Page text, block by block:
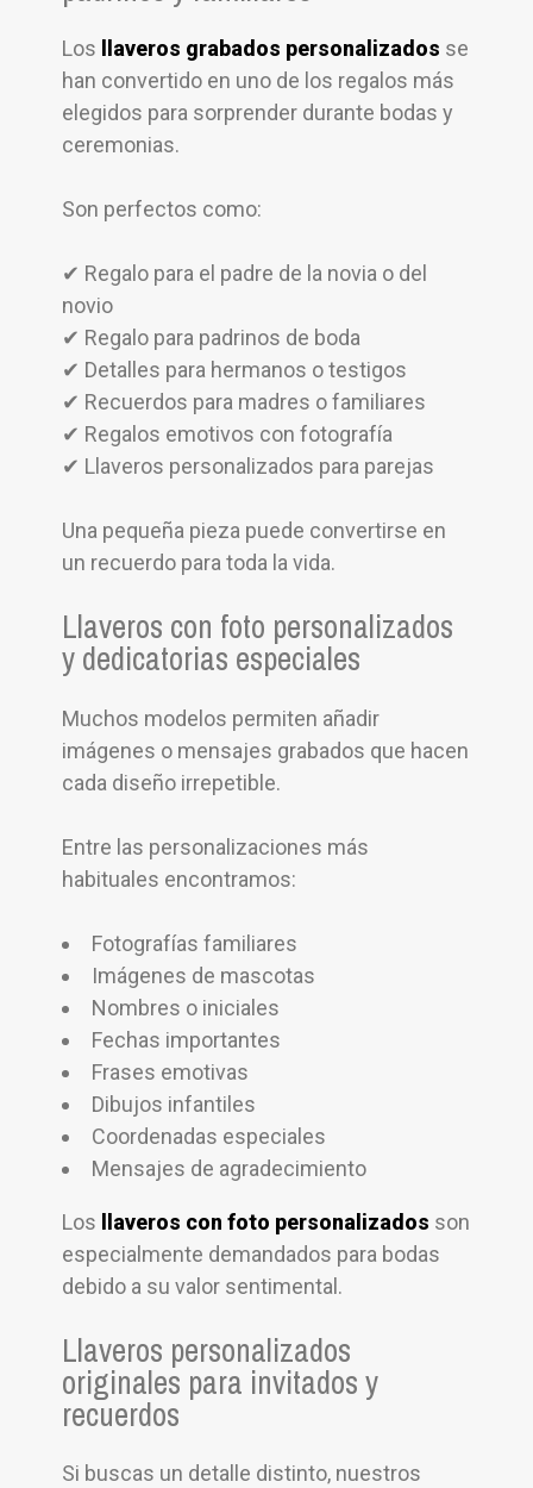
Los llaveros grabados personalizados se
han convertido en uno de los regalos más
elegidos para sorprender durante bodas y
ceremonias.
Son perfectos como:
✔ Regalo para el padre de la novia o del
novio
✔ Regalo para padrinos de boda
✔ Detalles para hermanos o testigos
✔ Recuerdos para madres o familiares
✔ Regalos emotivos con fotografía
✔ Llaveros personalizados para parejas
Una pequeña pieza puede convertirse en
un recuerdo para toda la vida.
Llaveros con foto personalizados
y dedicatorias especiales
Muchos modelos permiten añadir
imágenes o mensajes grabados que hacen
cada diseño irrepetible.
Entre las personalizaciones más
habituales encontramos:
Fotografías familiares
Imágenes de mascotas
Nombres o iniciales
Fechas importantes
Frases emotivas
Dibujos infantiles
Coordenadas especiales
Mensajes de agradecimiento
Los llaveros con foto personalizados son
especialmente demandados para bodas
debido a su valor sentimental.
Llaveros personalizados
originales para invitados y
recuerdos
Si buscas un detalle distinto, nuestros